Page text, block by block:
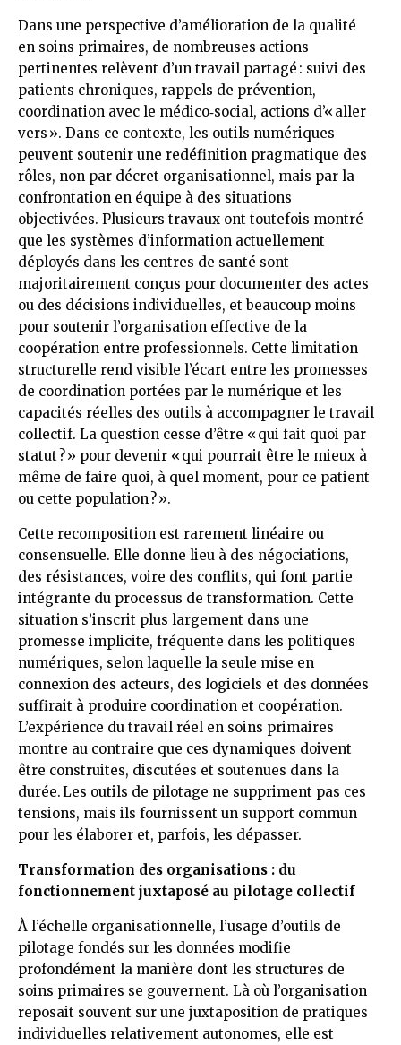
Dans une perspective d’amélioration de la qualité
en soins primaires, de nombreuses actions
pertinentes relèvent d’un travail partagé : suivi des
patients chroniques, rappels de prévention,
coordination avec le médico‑social, actions d’« aller
vers ». Dans ce contexte, les outils numériques
peuvent soutenir une redéfinition pragmatique des
rôles, non par décret organisationnel, mais par la
confrontation en équipe à des situations
objectivées. Plusieurs travaux ont toutefois montré
que les systèmes d’information actuellement
déployés dans les centres de santé sont
majoritairement conçus pour documenter des actes
ou des décisions individuelles, et beaucoup moins
pour soutenir l’organisation effective de la
coopération entre professionnels. Cette limitation
structurelle rend visible l’écart entre les promesses
de coordination portées par le numérique et les
capacités réelles des outils à accompagner le travail
collectif. La question cesse d’être « qui fait quoi par
statut ? » pour devenir « qui pourrait être le mieux à
même de faire quoi, à quel moment, pour ce patient
ou cette population ? ».
Cette recomposition est rarement linéaire ou
consensuelle. Elle donne lieu à des négociations,
des résistances, voire des conflits, qui font partie
intégrante du processus de transformation. Cette
situation s’inscrit plus largement dans une
promesse implicite, fréquente dans les politiques
numériques, selon laquelle la seule mise en
connexion des acteurs, des logiciels et des données
suffirait à produire coordination et coopération.
L’expérience du travail réel en soins primaires
montre au contraire que ces dynamiques doivent
être construites, discutées et soutenues dans la
durée. Les outils de pilotage ne suppriment pas ces
tensions, mais ils fournissent un support commun
pour les élaborer et, parfois, les dépasser.
Transformation des organisations : du
fonctionnement juxtaposé au pilotage collectif
À l’échelle organisationnelle, l’usage d’outils de
pilotage fondés sur les données modifie
profondément la manière dont les structures de
soins primaires se gouvernent. Là où l’organisation
reposait souvent sur une juxtaposition de pratiques
individuelles relativement autonomes, elle est